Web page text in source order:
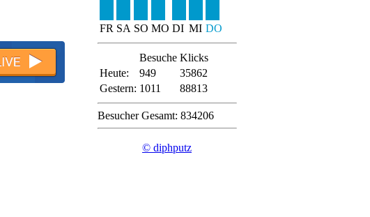
FR SA SO MO DI MI DO
Besuche Klicks
Heute:
949
35862
Gestern: 1011 88813
Besucher Gesamt: 834206
© diphputz